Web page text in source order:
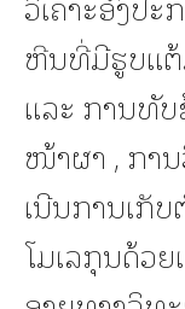
ຫີນທີ່ມີຮູບແຕ້
ແລະ ການທັ
ໜ້າຜາ , ກາ
ເນີນການເກັບ
ໂມເລກຸນດ້ວຍ